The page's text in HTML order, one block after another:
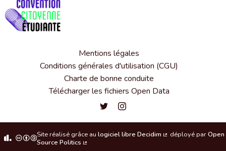
Mentions légales
Conditions générales d'utilisation (CGU)
Charte de bonne conduite
Télécharger les fichiers Open Data
Convention citoyenne étudiante
Convention citoyenne
Site réalisé grâce au logiciel libre Decidim
(Lien externe)
déployé parOpen
Source Politics